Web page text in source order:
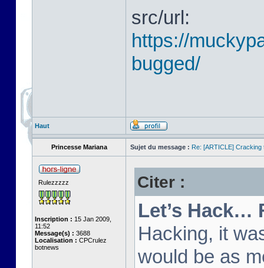
src/url:
https://
bugged/
Haut
Princesse Mariana Sujet du message : Re: [ARTICLE] Cracking
Rulezzzzz
Inscription : 15 Jan 2009,
11:52
Message(s) : 3688
Localisation : CPCrulez
botnews
Citer :
Let’s Hack…
Hacking, it
would be as